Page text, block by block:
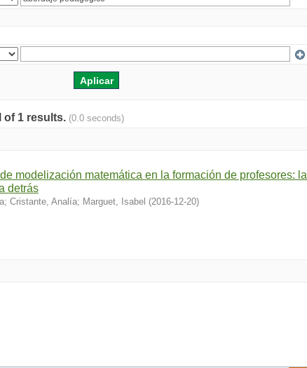
of 1 results. (0.0 seconds)
modelización matemática en la formación de profesores: la
detrás
; Cristante, Analía; Marguet, Isabel (2016-12-20)